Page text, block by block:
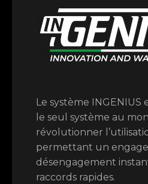
Le système
le seul système au
révolutionner
permettant un
désengagement
raccords rapides.